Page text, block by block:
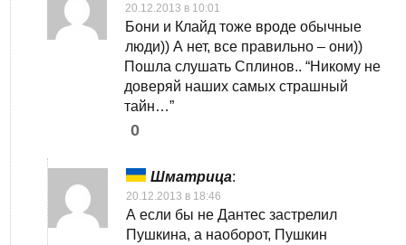
20.12.2013 в 10:01
Бони и Клайд тоже вроде обычные
люди)) А нет, все правильно – они))
Пошла слушать Сплинов.. “Никому не
доверяй наших самых страшный
тайн…”
0
Шматрица:
20.12.2013 в 18:46
А если бы не Дантес застрелил
Пушкина, а наоборот, Пушкин